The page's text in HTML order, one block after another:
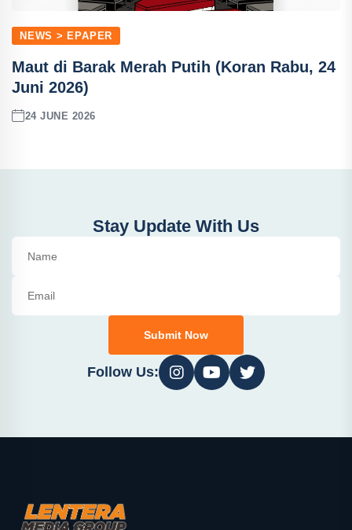
NEWS > EPAPER
Maut di Barak Merah Putih (Koran Rabu, 24
Juni 2026)
24 JUNE 2026
Stay Update With Us
Submit Now
Follow Us: